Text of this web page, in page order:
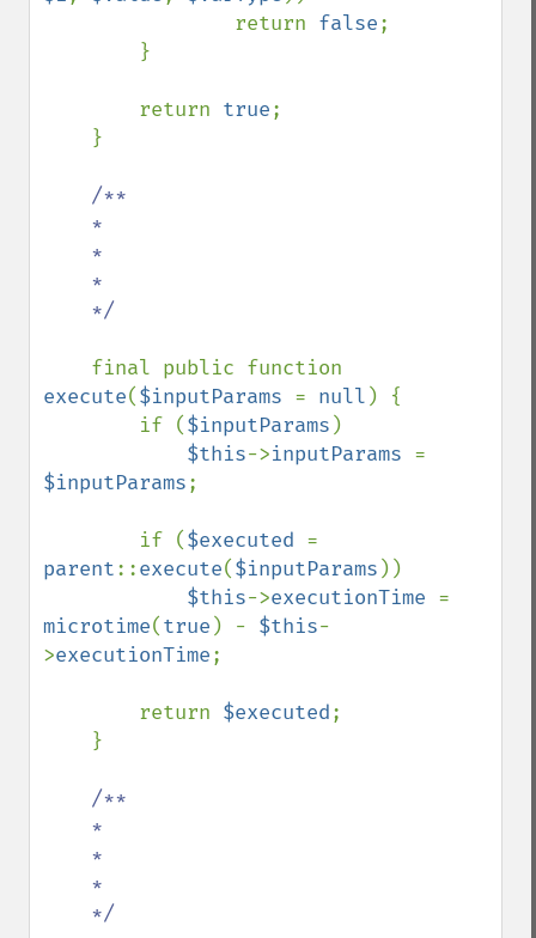
                return
false;
        return
true;
/**
execute($inputParams = null ) {
        if (
$inputParams )
$this->inputParams
$inputParams;
        if (
$executed
parent::execute($inputParams ))
$this->executionTime
microtime(true ) - $this-
>executionTime;
        return
$executed;
/**